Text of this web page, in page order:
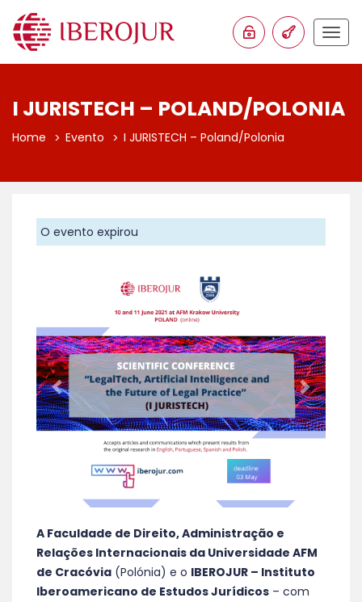
I JURISTECH – POLAND/POLONIA
Home Evento I JURISTECH – Poland/Polonia
O evento expirou
A Faculdade de Direito, Administração e
Relações Internacionais da Universidade AFM
de Cracóvia (Polónia) e o IBEROJUR – Instituto
Iberoamericano de Estudos Jurídicos – com